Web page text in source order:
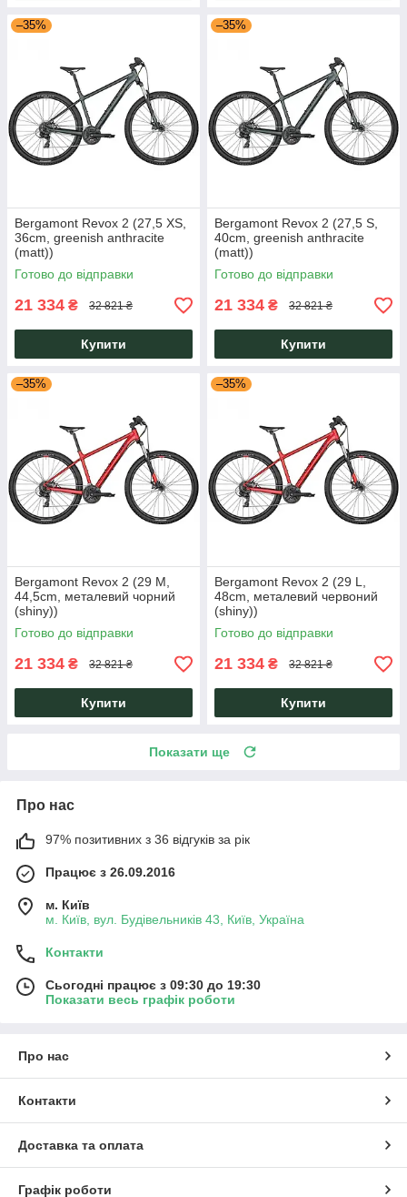
–35%
Bergamont Revox 2 (27,5 XS,
36cm, greenish anthracite
(matt))
Готово до відправки
21 334 ₴ 32 821 ₴
Купити
–35%
Bergamont Revox 2 (27,5 S,
40cm, greenish anthracite
(matt))
Готово до відправки
21 334 ₴ 32 821 ₴
Купити
–35%
Bergamont Revox 2 (29 M,
44,5cm, металевий чорний
(shiny))
Готово до відправки
21 334 ₴ 32 821 ₴
Купити
–35%
Bergamont Revox 2 (29 L,
48cm, металевий червоний
(shiny))
Готово до відправки
21 334 ₴ 32 821 ₴
Купити
Показати ще
Про нас
97% позитивних з 36 відгуків за рік
Працює з 26.09.2016
м. Київ
м. Київ, вул. Будівельників 43, Київ, Україна
Контакти
Сьогодні працює з 09:30 до 19:30
Показати весь графік роботи
Про нас
Контакти
Доставка та оплата
Графік роботи